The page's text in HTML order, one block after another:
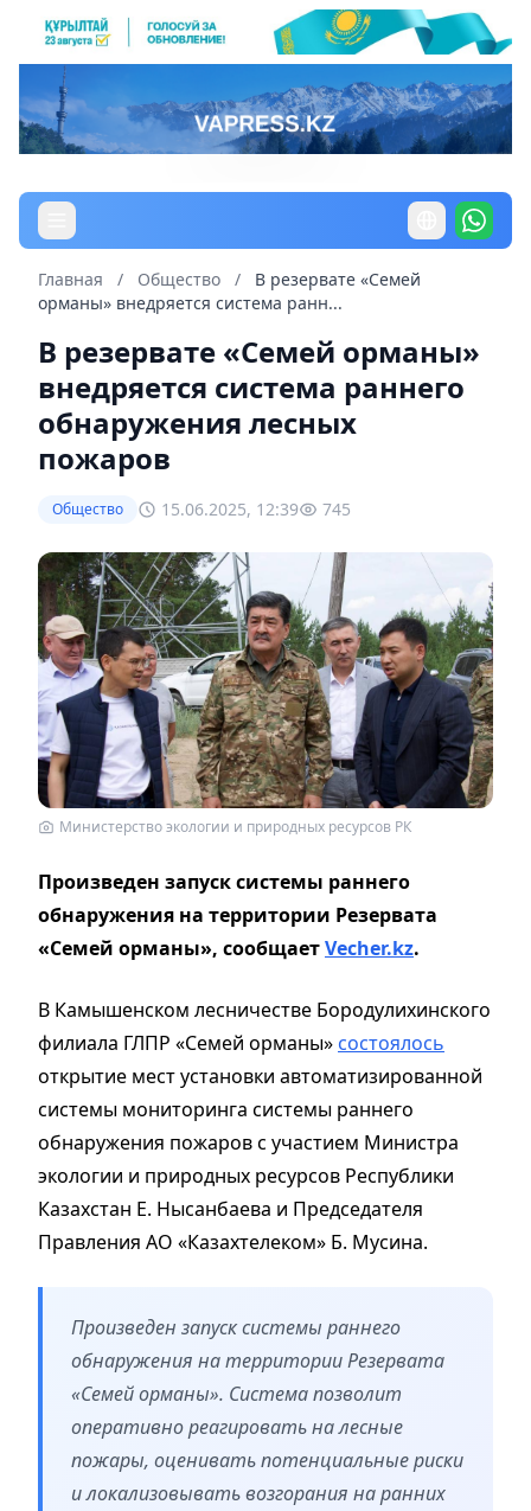
Главная / Общество /
В резервате «Семей
орманы» внедряется система ранн...
В резервате «Семей орманы»
внедряется система раннего
обнаружения лесных
пожаров
Общество 15.06.2025, 12:39 745
Министерство экологии и природных ресурсов РК
Произведен запуск системы раннего
обнаружения на территории Резервата
«Семей орманы», сообщаетVecher.kz.
В Камышенском лесничестве Бородулихинского
филиала ГЛПР «Семей орманы» состоялось
открытие мест установки автоматизированной
системы мониторинга системы раннего
обнаружения пожаров с участием Министра
экологии и природных ресурсов Республики
Казахстан Е. Нысанбаева и Председателя
Правления АО «Казахтелеком» Б. Мусина.
Произведен запуск системы раннего
обнаружения на территории Резервата
«Семей орманы». Система позволит
оперативно реагировать на лесные
пожары, оценивать потенциальные риски
и локализовывать возгорания на ранних